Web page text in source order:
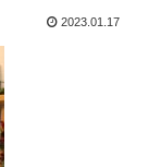
2023.01.17